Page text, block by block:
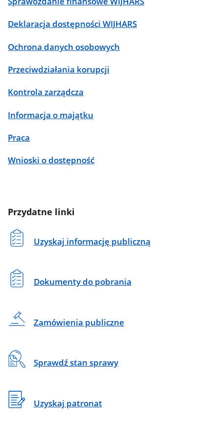
Deklaracja dostępności WIJHARS
Ochrona danych osobowych
Przeciwdziałania korupcji
Kontrola zarządcza
Informacja o majątku
Praca
Wnioski o dostępność
Przydatne linki
Uzyskaj informację publiczną
Dokumenty do pobrania
Zamówienia publiczne
Sprawdź stan sprawy
Uzyskaj patronat